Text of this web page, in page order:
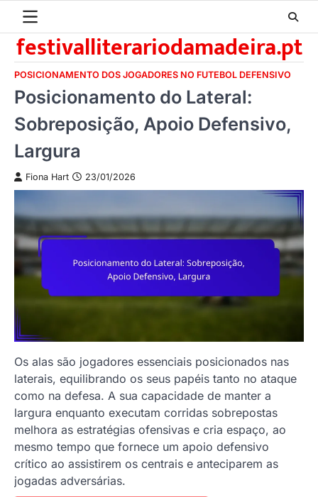
content
festivalliterariodamadeira.pt
POSICIONAMENTO DOS JOGADORES NO FUTEBOL DEFENSIVO
Posicionamento do Lateral:
Sobreposição, Apoio Defensivo,
Largura
Fiona Hart 23/01/2026
Os alas são jogadores essenciais posicionados nas
laterais, equilibrando os seus papéis tanto no ataque
como na defesa. A sua capacidade de manter a
largura enquanto executam corridas sobrepostas
melhora as estratégias ofensivas e cria espaço, ao
mesmo tempo que fornece um apoio defensivo
crítico ao assistirem os centrais e anteciparem as
jogadas adversárias.